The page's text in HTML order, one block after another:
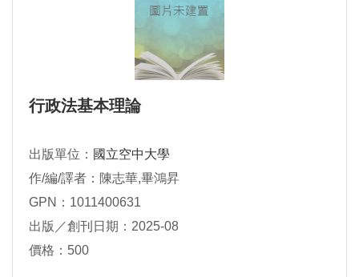
行政法基本理論
出版單位： 國立空中大學
作/編/譯者：陳志華,畢鴻昇
GPN：1011400631
出版／創刊日期：2025-08
價格：500